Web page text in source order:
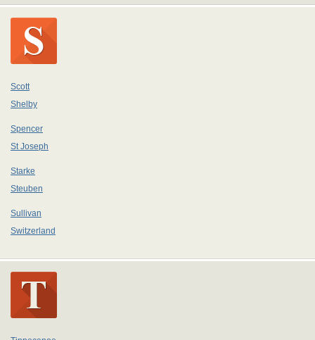
Scott
Shelby
Spencer
St Joseph
Starke
Steuben
Sullivan
Switzerland